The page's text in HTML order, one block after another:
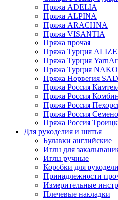
Пряжа ADELIA
Пряжа ALPINA
Пряжа ARACHNA
Пряжа VISANTIA
Пряжа прочая
Пряжа Турция ALIZE
Пряжа Турция
Пряжа Турция NAKO
Пряжа Норвегия
Пряжа Россия
Пряжа Россия
Пряжа Россия
Пряжа Россия
Пряжа Россия
Для рукоделия и шитья
Булавки английские
Иглы для
Иглы ручные
Коробки для
Принадлежности
Измерительные
Плечевые накладки